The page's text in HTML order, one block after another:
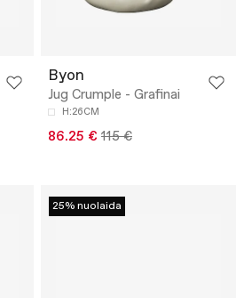
Byon
Jug Crumple - Grafinai
H:26CM
86.25 € 115 €
25% nuolaida